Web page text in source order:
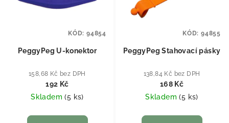
PeggyPeg U-konektor
158,68 Kč bez DPH
192 Kč
Skladem(5 ks)
KÓD: 94854
PeggyPeg Stahovací pásky
138,84 Kč bez DPH
168 Kč
Skladem(5 ks)
KÓD: 94855